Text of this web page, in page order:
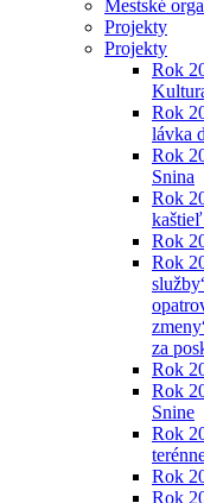
Mestské
Projekty
Projekty
Rok
Rok
lávka
Rok
Snina
Rok
kaštieľ
Rok
Rok
za
Rok
Rok
Snine
Rok
Rok
Rok